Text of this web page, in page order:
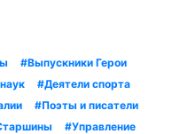
#Выпускники Герои
#Деятели спорта
#Поэты и писатели
#Управление